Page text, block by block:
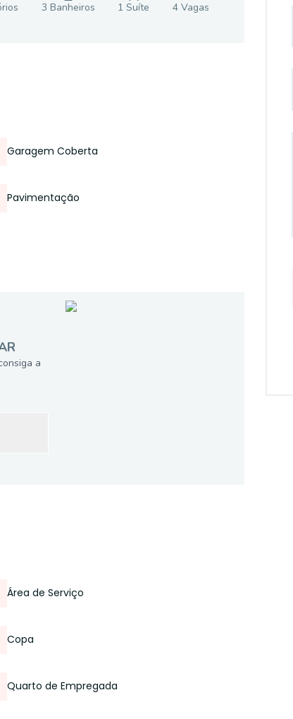
s 3 Banheiros 1 Suíte 4Vagas
Garagem Coberta
Pavimentação
a
Área de Serviço
Copa
Quarto de Empregada